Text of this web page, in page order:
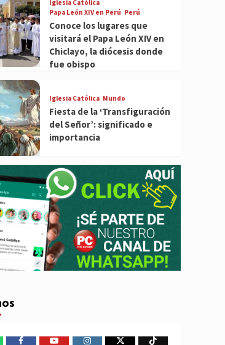
Iglesia Católica
Papa León XIV en Perú Perú
Conoce los lugares que
visitará el Papa León XIV en
Chiclayo, la diócesis donde
fue obispo
Iglesia Católica Mundo
Fiesta de la ‘Transfiguración
del Señor’: significado e
importancia